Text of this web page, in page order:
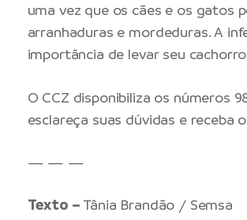
uma vez que os cães e os gatos
arranhaduras e mordeduras. A
importância de levar seu
O CCZ disponibiliza os números
esclareça suas dúvidas e receba
— — —
Texto – Tânia Brandão / Semsa